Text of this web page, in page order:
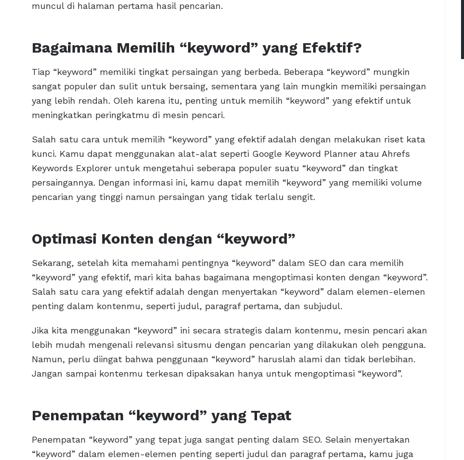
muncul di halaman pertama hasil pencarian.
Bagaimana Memilih “keyword” yang Efektif?
Tiap “keyword” memiliki tingkat persaingan yang berbeda. Beberapa “keyword” mungkin
sangat populer dan sulit untuk bersaing, sementara yang lain mungkin memiliki persaingan
yang lebih rendah. Oleh karena itu, penting untuk memilih “keyword” yang efektif untuk
meningkatkan peringkatmu di mesin pencari.
Salah satu cara untuk memilih “keyword” yang efektif adalah dengan melakukan riset kata
kunci. Kamu dapat menggunakan alat-alat seperti Google Keyword Planner atau Ahrefs
Keywords Explorer untuk mengetahui seberapa populer suatu “keyword” dan tingkat
persaingannya. Dengan informasi ini, kamu dapat memilih “keyword” yang memiliki volume
pencarian yang tinggi namun persaingan yang tidak terlalu sengit.
Optimasi Konten dengan “keyword”
Sekarang, setelah kita memahami pentingnya “keyword” dalam SEO dan cara memilih
“keyword” yang efektif, mari kita bahas bagaimana mengoptimasi konten dengan “keyword”.
Salah satu cara yang efektif adalah dengan menyertakan “keyword” dalam elemen-elemen
penting dalam kontenmu, seperti judul, paragraf pertama, dan subjudul.
Jika kita menggunakan “keyword” ini secara strategis dalam kontenmu, mesin pencari akan
lebih mudah mengenali relevansi situsmu dengan pencarian yang dilakukan oleh pengguna.
Namun, perlu diingat bahwa penggunaan “keyword” haruslah alami dan tidak berlebihan.
Jangan sampai kontenmu terkesan dipaksakan hanya untuk mengoptimasi “keyword”.
Penempatan “keyword” yang Tepat
Penempatan “keyword” yang tepat juga sangat penting dalam SEO. Selain menyertakan
“keyword” dalam elemen-elemen penting seperti judul dan paragraf pertama, kamu juga